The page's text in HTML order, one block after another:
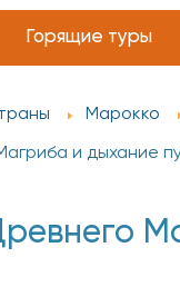
Горящие туры
Марокко
и дыхание